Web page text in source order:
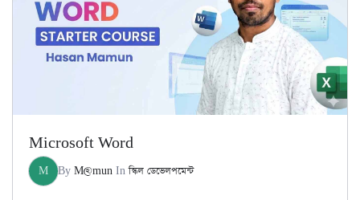
Microsoft Word
M By M@mun Inস্কিল ডেভেলপমেন্ট